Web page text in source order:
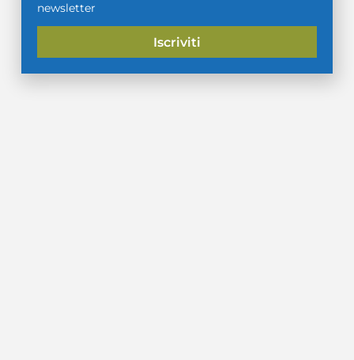
newsletter
Iscriviti